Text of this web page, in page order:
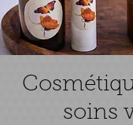
soins